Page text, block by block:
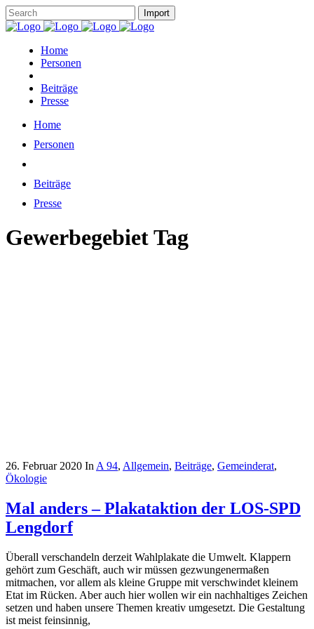
Home
Personen
Beiträge
Presse
Home
Personen
Beiträge
Presse
Gewerbegebiet Tag
26. Februar 2020 InA 94, Allgemein, Beiträge, Gemeinderat,
Ökologie
Mal anders – Plakataktion der LOS-SPD
Lengdorf
Überall verschandeln derzeit Wahlplakate die Umwelt. Klappern
gehört zum Geschäft, auch wir müssen gezwungenermaßen
mitmachen, vor allem als kleine Gruppe mit verschwindet kleinem
Etat im Rücken. Aber auch hier wollen wir ein nachhaltiges Zeichen
setzen und haben unsere Themen kreativ umgesetzt. Die Gestaltung
ist meist feinsinnig,